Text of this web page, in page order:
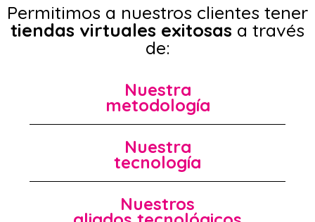
Permitimos a nuestros clientes tener
tiendas virtuales exitosas a través
de:
Nuestra
metodología
Nuestra
tecnología
Nuestros